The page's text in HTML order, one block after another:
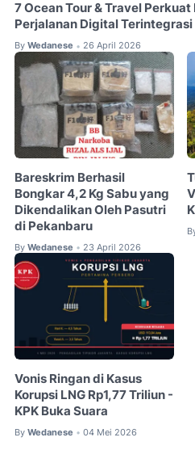
7 Ocean Tour & Travel
Perjalanan Digital
By Wedanese • 26 April 2026
Bareskrim Berhasil
Bongkar 4,2 Kg Sabu yang
Dikendalikan Oleh Pasutri
di Pekanbaru
By Wedanese • 23 April 2026
Vonis Ringan di Kasus
Korupsi LNG Rp1,77 Triliun -
KPK Buka Suara
By Wedanese • 04 Mei 2026